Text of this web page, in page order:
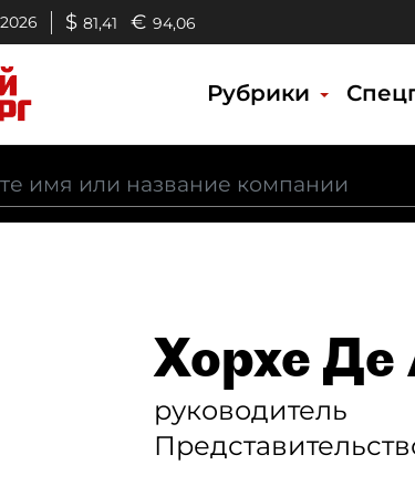
$ 81,41 € 94,06
Рубрики
Хорхе Де
руководитель